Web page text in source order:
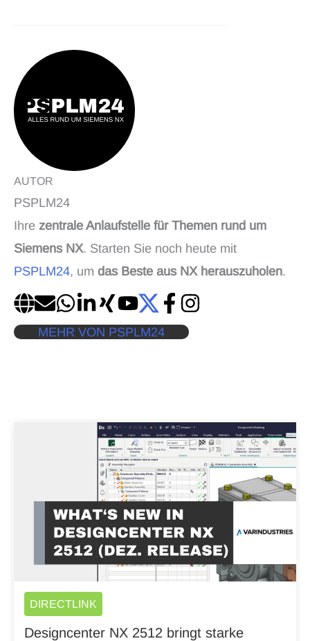
AUTOR
PSPLM24
Ihre zentrale Anlaufstelle für Themen rund um
Siemens NX. Starten Sie noch heute mit
PSPLM24, um das Beste aus NX herauszuholen.
MEHR VON PSPLM24
DIRECTLINK
Designcenter NX 2512 bringt starke